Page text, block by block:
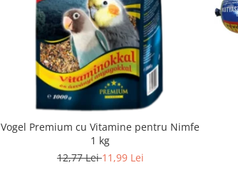
Vogel Premium cu Vitamine pentru Nimfe
1 kg
12,77 Lei11,99 Lei